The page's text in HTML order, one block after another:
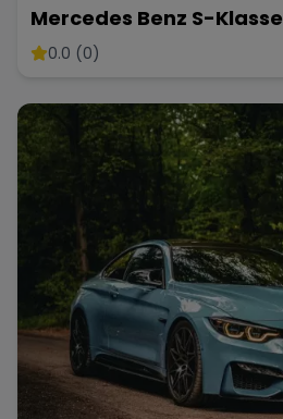
Mercedes Benz S-Klasse
0.0 (0)